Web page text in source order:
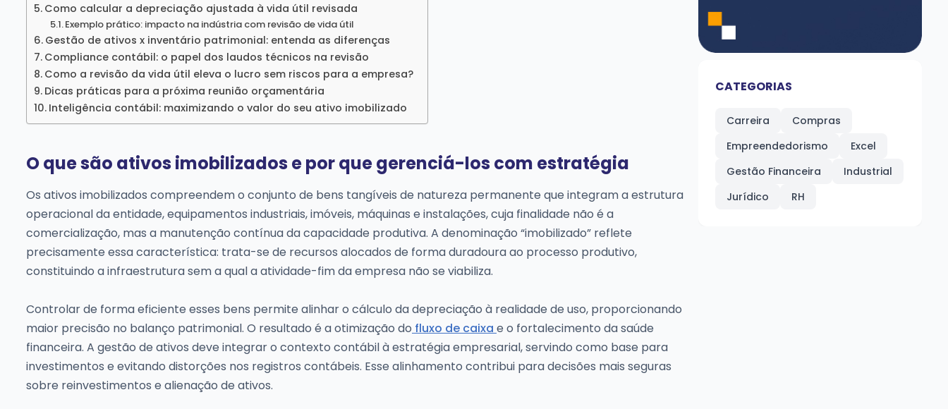
Como calcular a depreciação ajustada à vida útil revisada
Exemplo prático: impacto na indústria com revisão de vida útil
Gestão de ativos x inventário patrimonial: entenda as diferenças
Compliance contábil: o papel dos laudos técnicos na revisão
Como a revisão da vida útil eleva o lucro sem riscos para a empresa?
Dicas práticas para a próxima reunião orçamentária
Inteligência contábil: maximizando o valor do seu ativo imobilizado
O que são ativos imobilizados e por que gerenciá-los com estratégia
Os ativos imobilizados compreendem o conjunto de bens tangíveis de natureza permanente que integram a estrutura
operacional da entidade, equipamentos industriais, imóveis, máquinas e instalações, cuja finalidade não é a
comercialização, mas a manutenção contínua da capacidade produtiva. A denominação “imobilizado” reflete
precisamente essa característica: trata-se de recursos alocados de forma duradoura ao processo produtivo,
constituindo a infraestrutura sem a qual a atividade-fim da empresa não se viabiliza.
Controlar de forma eficiente esses bens permite alinhar o cálculo da depreciação à realidade de uso, proporcionando
maior precisão no balanço patrimonial. O resultado é a otimização do fluxo de caixa e o fortalecimento da saúde
financeira. A gestão de ativos deve integrar o contexto contábil à estratégia empresarial, servindo como base para
investimentos e evitando distorções nos registros contábeis. Esse alinhamento contribui para decisões mais seguras
sobre reinvestimentos e alienação de ativos.
CATEGORIAS
Carreira
Compras
Empreendedorismo
Excel
Gestão Financeira
Industrial
Jurídico
RH